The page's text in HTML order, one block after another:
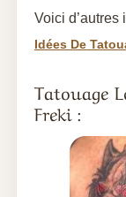
Voici d’autres
Idées De
Tatouage
Freki :